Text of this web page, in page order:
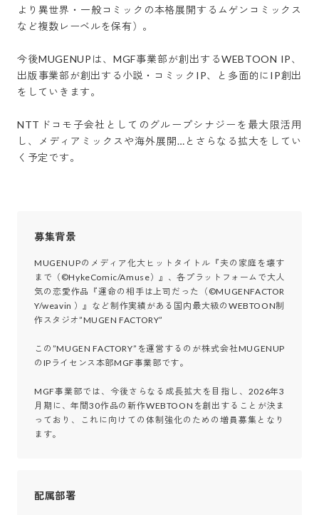
より異世界・一般コミックの本格展開するムゲンコミックス
など複数レーベルを保有）。
今後MUGENUPは、MGF事業部が創出するWEBTOON IP、
出版事業部が創出する小説・コミックIP、と多面的にIP創出
をしていきます。
NTTドコモ子会社としてのグループシナジーを最大限活用
し、メディアミックスや海外展開…とさらなる拡大をしてい
く予定です。
募集背景
MUGENUPのメディア化大ヒットタイトル『夫の家庭を壊す
まで（©HykeComic/Amuse）』、各プラットフォームで大人
気の恋愛作品『運命の相手は上司だった（©MUGENFACTOR
Y/weavin ）』など制作実績がある国内最大級のWEBTOON制
作スタジオ”MUGEN FACTORY”
この”MUGEN FACTORY”を運営するのが株式会社MUGENUP
のIPライセンス本部MGF事業部です。
MGF事業部では、今後さらなる成長拡大を目指し、2026年3
月期に、年間30作品の新作WEBTOONを創出することが決ま
っており、これに向けての体制強化のための増員募集となり
ます。
配属部署